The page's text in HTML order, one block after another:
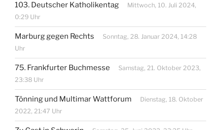
103. Deutscher Katholikentag
Mittwoch, 10. Juli 2024,
0:29 Uhr
Marburg gegen Rechts
Sonntag, 28. Januar 2024, 14:28
Uhr
75. Frankfurter Buchmesse
Samstag, 21. Oktober 2023,
23:38 Uhr
Tönning und Multimar Wattforum
Dienstag, 18. Oktober
2022, 21:47 Uhr